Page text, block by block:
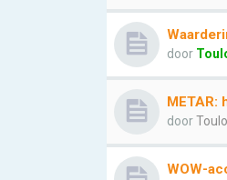
door
METAR:
door
WOW-